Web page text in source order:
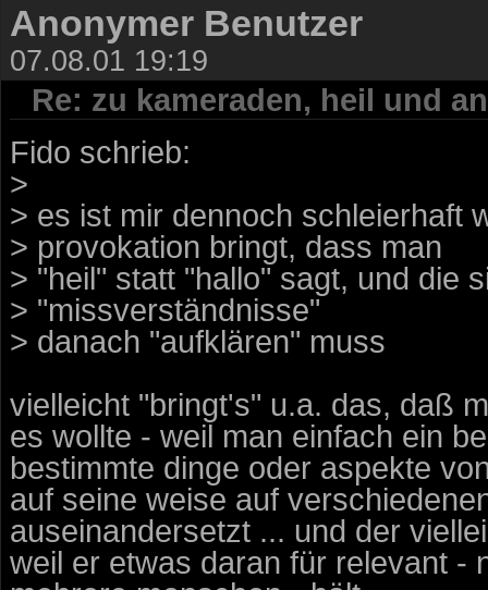
Anonymer Benutzer
07.08.01 19:19
Re: zu kameraden, heil und
Fido schrieb:
>
> es ist mir dennoch schleierhaft
> provokation bringt, dass man
> "heil" statt "hallo" sagt, und die
> "missverständnisse"
> danach "aufklären" muss
vielleicht "bringt's" u.a. das, daß
es wollte - weil man einfach ein
bestimmte dinge oder aspekte
auf seine weise auf
auseinandersetzt ... und der
weil er etwas daran für relevant -